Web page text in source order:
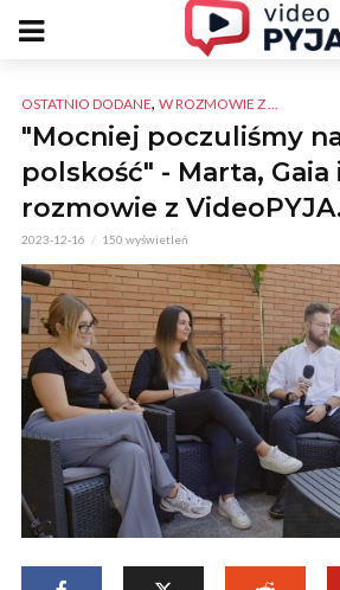
OSTATNIO DODANE, W ROZMOWIE Z ...
"Mocniej poczuliśmy
polskość" - Marta, Gaia
rozmowie z
2023-12-16 150 wyświetleń